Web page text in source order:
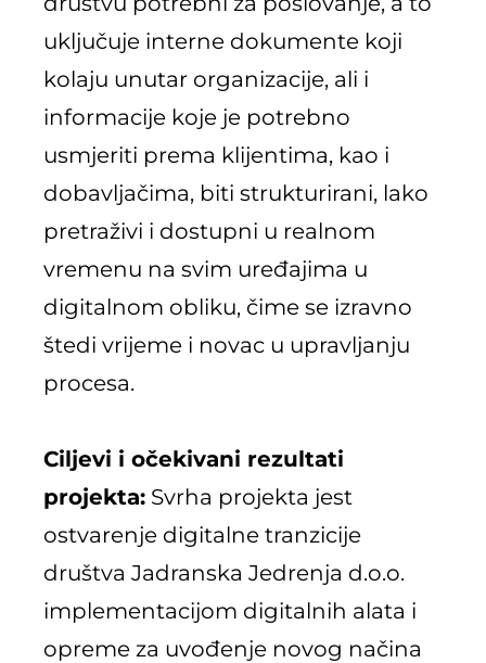
uključuje interne dokumente koji
kolaju unutar organizacije, ali i
informacije koje je potrebno
usmjeriti prema klijentima, kao i
dobavljačima, biti strukturirani, lako
pretraživi i dostupni u realnom
vremenu na svim uređajima u
digitalnom obliku, čime se izravno
štedi vrijeme i novac u upravljanju
procesa.
Ciljevi i očekivani rezultati
projekta: Svrha projekta jest
ostvarenje digitalne tranzicije
društva Jadranska Jedrenja d.o.o.
implementacijom digitalnih alata i
opreme za uvođenje novog načina